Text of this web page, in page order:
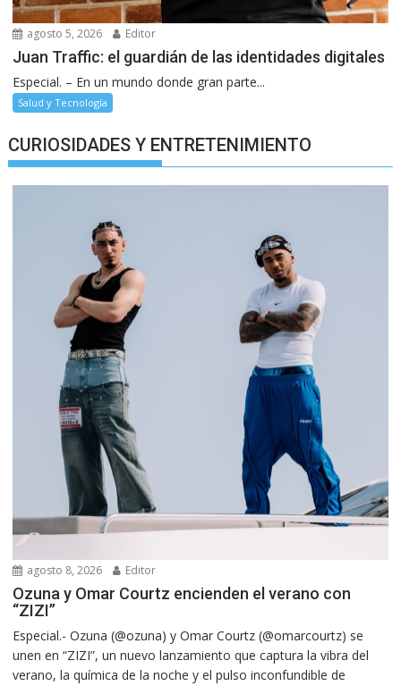
agosto 5, 2026 Editor
Juan Traffic: el guardián de las identidades digitales
Especial. – En un mundo donde gran parte...
Salud y Tecnología
CURIOSIDADES Y ENTRETENIMIENTO
agosto 8, 2026 Editor
Ozuna y Omar Courtz encienden el verano con
“ZIZI”
Especial.- Ozuna (@ozuna) y Omar Courtz (@omarcourtz) se
unen en “ZIZI”, un nuevo lanzamiento que captura la vibra del
verano, la química de la noche y el pulso inconfundible de